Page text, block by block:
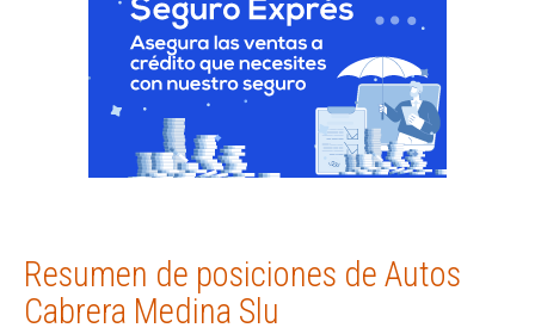
Resumen de posiciones de Autos
Cabrera Medina Slu